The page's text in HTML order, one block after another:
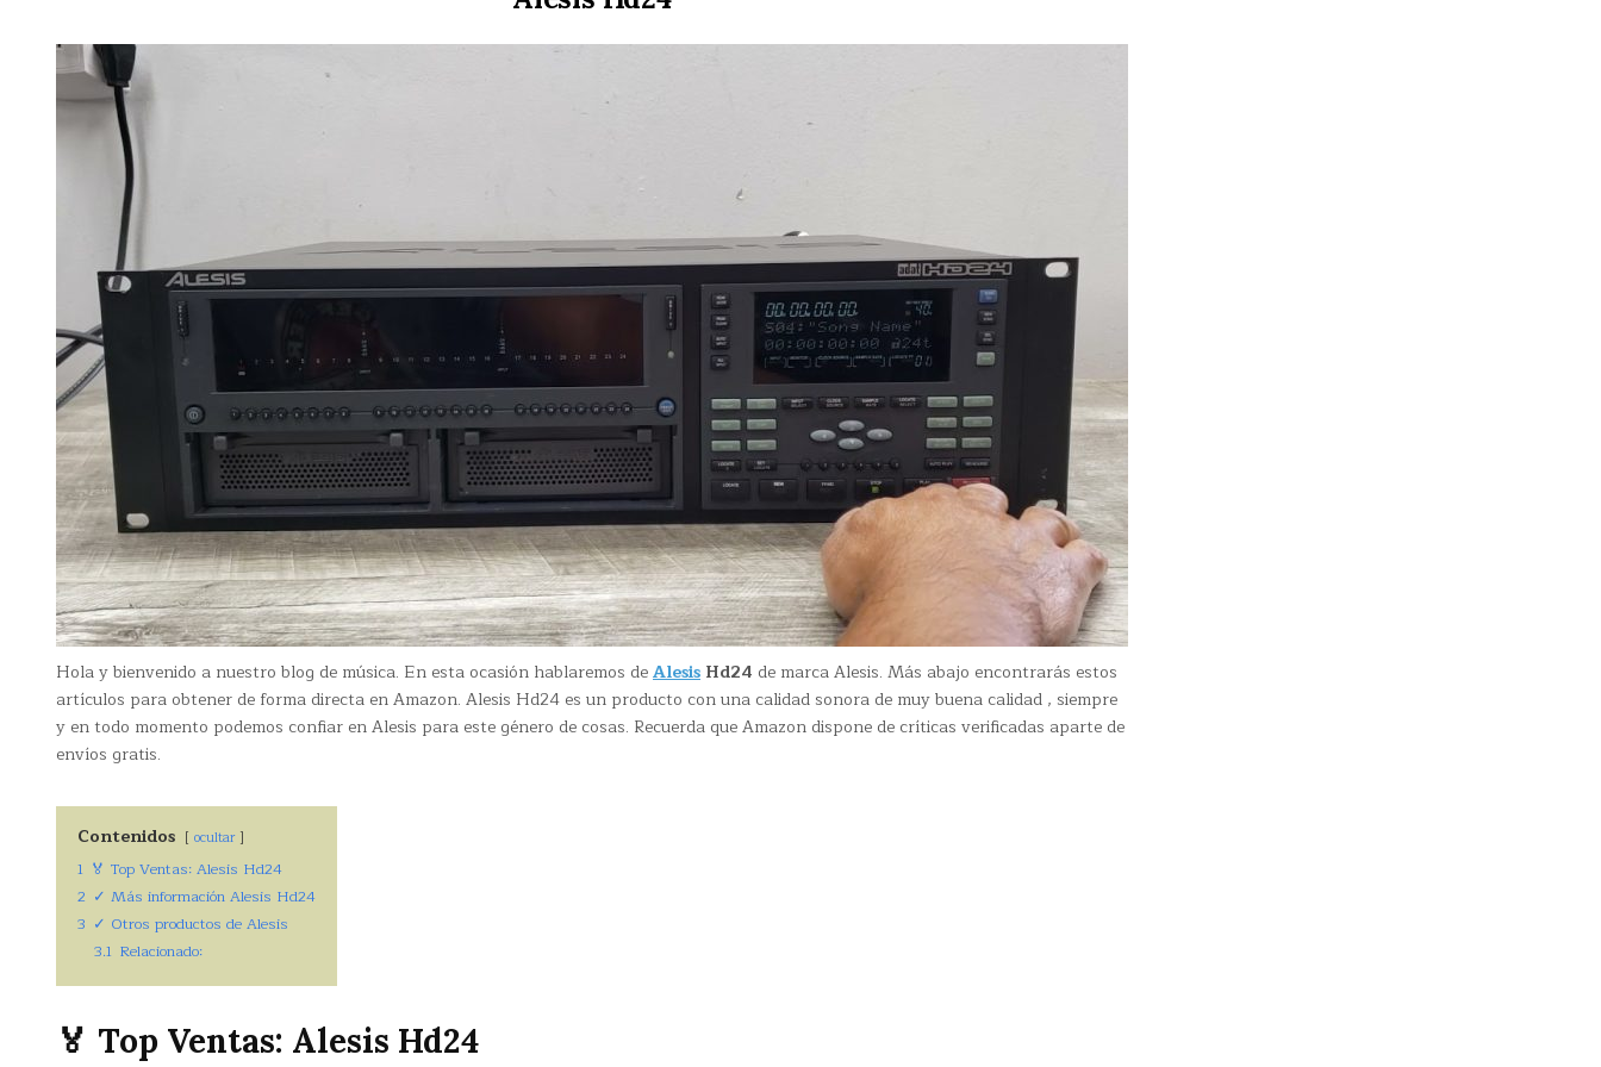
Hola y bienvenido a nuestro blog de música. En esta ocasión hablaremos deAlesis Hd24 de marca Alesis. Más abajo encontrarás estos
artículos para obtener de forma directa en Amazon. Alesis Hd24 es un producto con una calidad sonora de muy buena calidad , siempre
y en todo momento podemos confiar en Alesis para este género de cosas. Recuerda que Amazon dispone de críticas verificadas aparte de
envíos gratis.
Contenidos ocultar
1 🏅 Top Ventas: Alesis Hd24
2 ✓ Más información Alesis Hd24
3 ✓ Otros productos de Alesis
3.1 Relacionado:
🏅 Top Ventas: Alesis Hd24